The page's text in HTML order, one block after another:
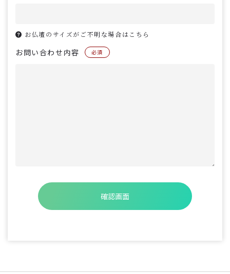
お仏壇のサイズがご不明な場合はこちら
お問い合わせ内容 必須